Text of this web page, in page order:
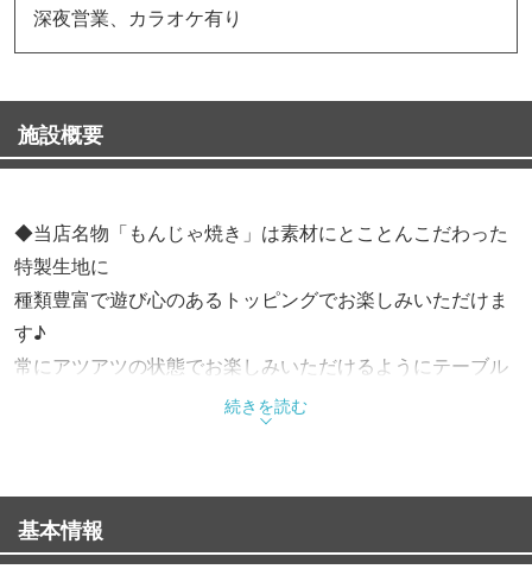
深夜営業、カラオケ有り
施設概要
◆当店名物「もんじゃ焼き」は素材にとことんこだわった
特製生地に
種類豊富で遊び心のあるトッピングでお楽しみいただけま
す♪
常にアツアツの状態でお楽しみいただけるようにテーブル
肉やホルモン、海鮮、ジャンボ餃子まで鉄板で楽しめます
◆全席テーブル席の53席と大人数でも問題無く入れます！
各種ご宴会、歓送迎会、女子会、合コン、二次会まで幅広
続きを読む
基本情報